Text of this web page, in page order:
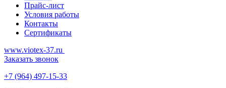
Прайс-лист
Условия работы
Контакты
Сертификаты
www.viotex-37.ru
Заказать звонок
+7 (964) 497-15-33